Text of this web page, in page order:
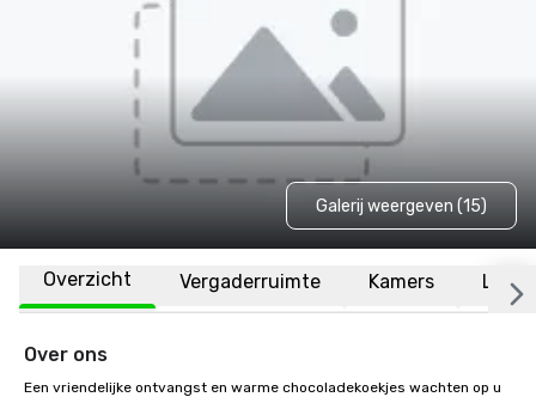
Galerij weergeven (15)
Overzicht Vergaderruimte Kamers
Over ons
Een vriendelijke ontvangst en warme chocoladekoekjes wachten op u